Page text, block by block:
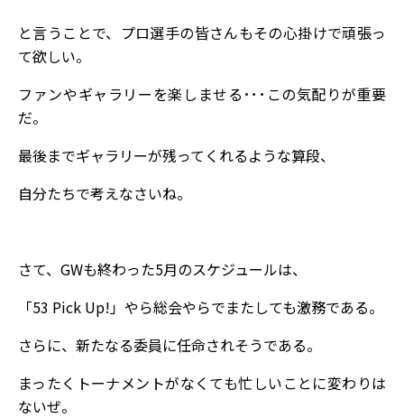
と言うことで、プロ選手の皆さんもその心掛けで頑張っ
て欲しい。
ファンやギャラリーを楽しませる･･･この気配りが重要
だ。
最後までギャラリーが残ってくれるような算段、
自分たちで考えなさいね。
さて、GWも終わった5月のスケジュールは、
「53 Pick Up!」やら総会やらでまたしても激務である。
さらに、新たなる委員に任命されそうである。
まったくトーナメントがなくても忙しいことに変わりは
ないぜ。